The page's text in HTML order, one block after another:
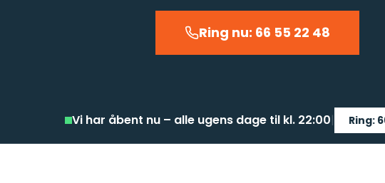
Ring nu: 66 55 22 48
Vi har åbent nu – alle ugens dage til kl. 22:00| Ring: